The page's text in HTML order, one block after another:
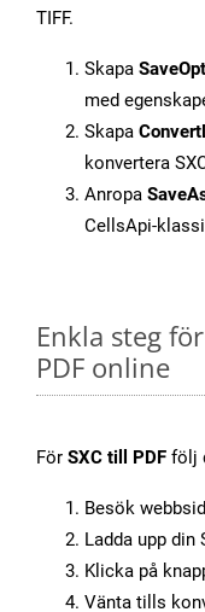
TIFF.
Skapa
med
Skapa
konvertera
Anropa
CellsApi-
Enkla steg
PDF online
För SXC till PDF följ
Besök
Ladda upp din
Klicka på
Vänta tills